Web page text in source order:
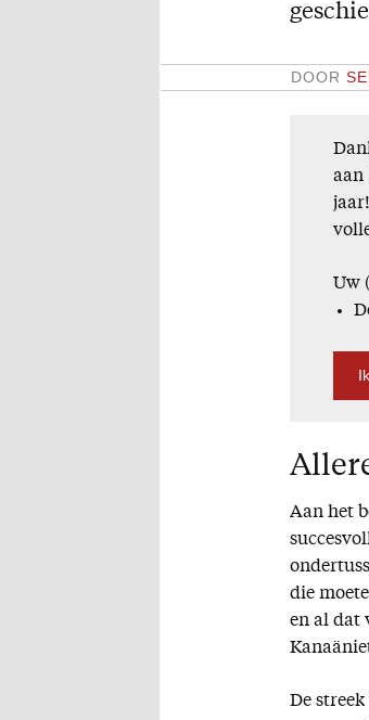
DOOR
aan
Uw
Aan het
die
en al dat
De